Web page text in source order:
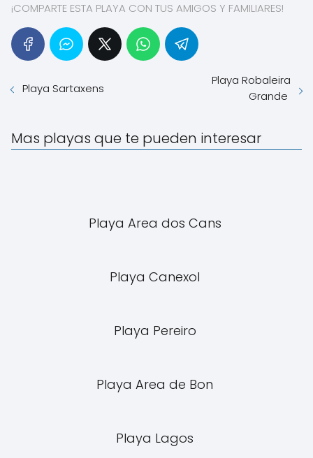
¡COMPARTE ESTA PLAYA CON TUS AMIGOS Y FAMILIARES!
Playa Sartaxens
Playa Robaleira
Grande
Mas playas que te pueden interesar
Playa Area dos Cans
Playa Canexol
Playa Pereiro
Playa Area de Bon
Playa Lagos